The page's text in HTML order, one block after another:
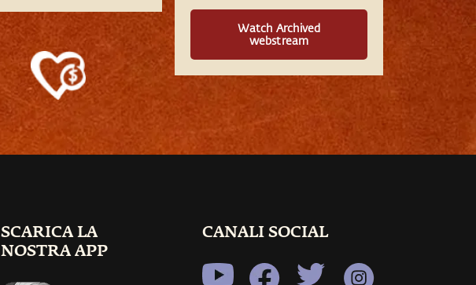
Watch Archived
webstream
SCARICA LA
NOSTRA APP
CANALI SOCIAL